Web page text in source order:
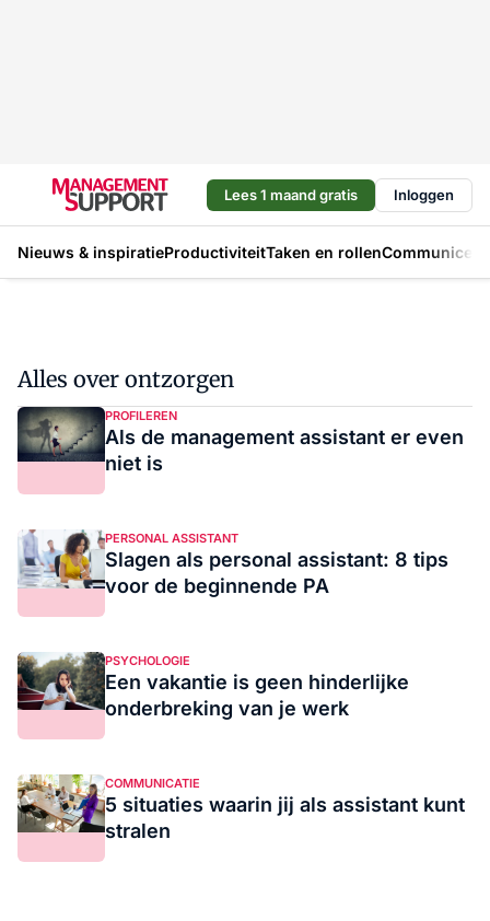
Lees 1 maand gratis Inloggen
Nieuws & inspiratieProductiviteitTaken en rollen
Alles over ontzorgen
PROFILEREN
Als de management assistant er even
niet is
PERSONAL ASSISTANT
Slagen als personal assistant: 8 tips
voor de beginnende PA
PSYCHOLOGIE
Een vakantie is geen hinderlijke
onderbreking van je werk
COMMUNICATIE
5 situaties waarin jij als assistant kunt
stralen